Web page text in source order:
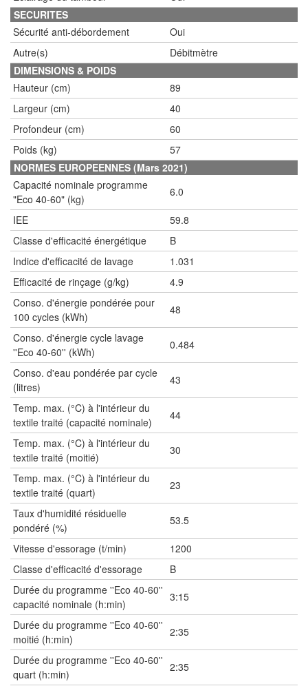
SECURITES
Sécurité anti-débordement
Oui
Autre(s)
Débitmètre
DIMENSIONS & POIDS
Hauteur (cm)
89
Largeur (cm)
40
Profondeur (cm)
60
Poids (kg)
57
NORMES EUROPEENNES (Mars 2021)
Capacité nominale programme
"Eco 40-60" (kg)
6.0
IEE
59.8
Classe d'efficacité énergétique
B
Indice d'efficacité de lavage
1.031
Efficacité de rinçage (g/kg)
4.9
Conso. d'énergie pondérée pour
100 cycles (kWh)
48
Conso. d'énergie cycle lavage
''Eco 40-60'' (kWh)
0.484
Conso. d'eau pondérée par cycle
(litres)
43
Temp. max. (°C) à l'intérieur du
textile traité (capacité nominale)
44
Temp. max. (°C) à l'intérieur du
textile traité (moitié)
30
Temp. max. (°C) à l'intérieur du
textile traité (quart)
23
Taux d'humidité résiduelle
pondéré (%)
53.5
Vitesse d'essorage (t/min)
1200
Classe d'efficacité d'essorage
B
Durée du programme ''Eco 40-60''
capacité nominale (h:min)
3:15
Durée du programme ''Eco 40-60''
moitié (h:min)
2:35
Durée du programme ''Eco 40-60''
quart (h:min)
2:35